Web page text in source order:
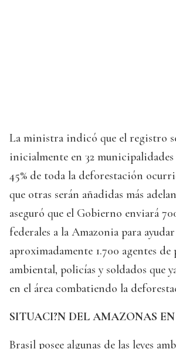
La ministra indicó que el registro
inicialmente en 32 municipalidades
45% de toda la deforestación
que otras serán añadidas más
aseguró que el Gobierno enviará
federales a la Amazonia para
aproximadamente 1.700 agentes
ambiental, policías y soldados que
en el área combatiendo la
SITUACI?N DEL AMAZONAS
Brasil posee algunas de las leyes